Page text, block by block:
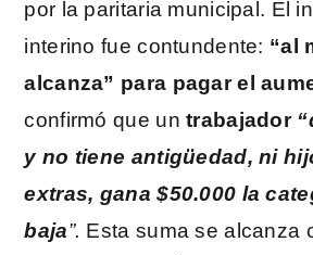
por la paritaria municipal. El
interino fue contundente: “al
alcanza” para pagar el
confirmó que untrabajador
y no tiene antigüedad, ni
extras, gana $50.000 la
baja”. Esta suma se alcanza